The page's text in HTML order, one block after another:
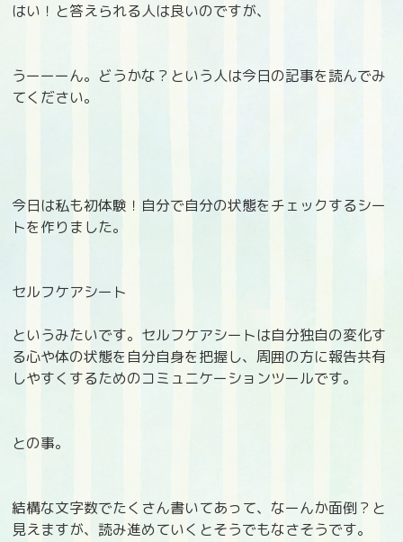
はい！と答えられる人は良いのですが、
うーーーん。どうかな？という人は今日の記事を読んでみ
てください。
今日は私も初体験！自分で自分の状態をチェックするシー
トを作りました。
セルフケアシート
というみたいです。セルフケアシートは自分独自の変化す
る心や体の状態を自分自身を把握し、周囲の方に報告共有
しやすくするためのコミュニケーションツールです。
との事。
結構な文字数でたくさん書いてあって、なーんか面倒？と
見えますが、読み進めていくとそうでもなさそうです。